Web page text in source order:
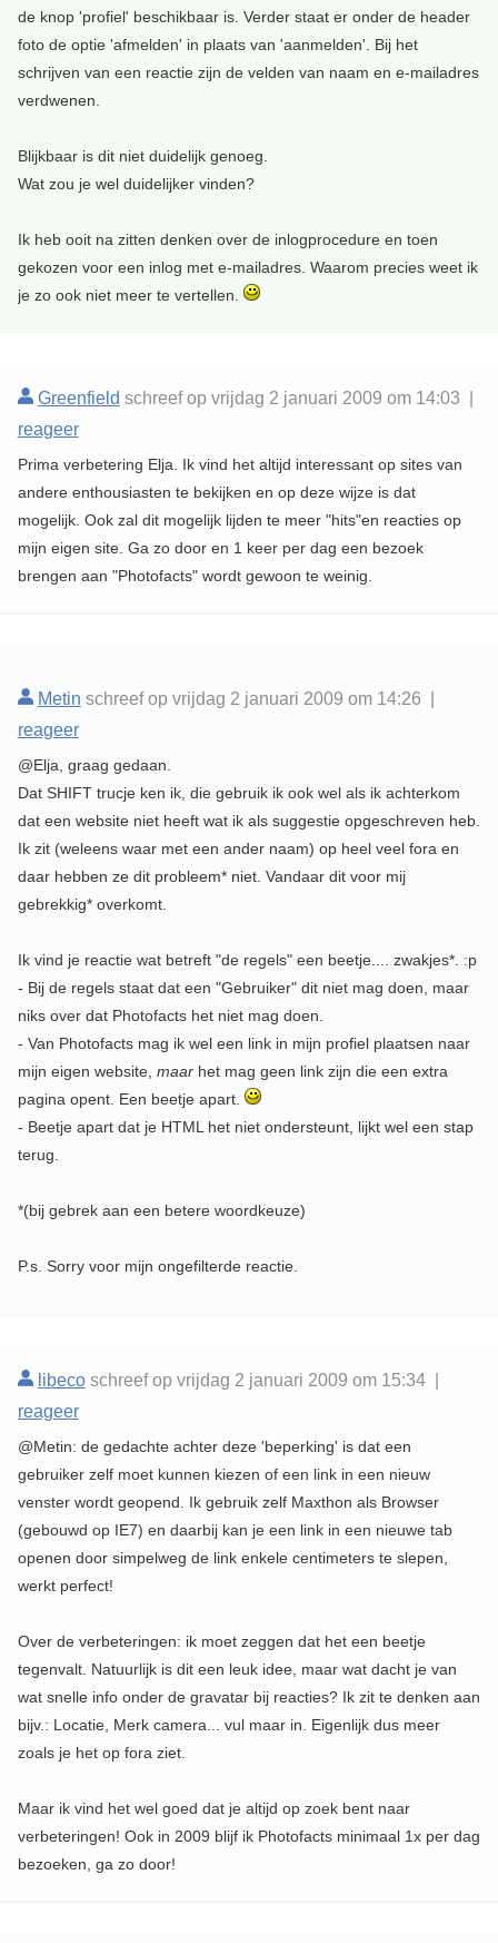
de knop 'profiel' beschikbaar is. Verder staat er onder de header
foto de optie 'afmelden' in plaats van 'aanmelden'. Bij het
schrijven van een reactie zijn de velden van naam en e-mailadres
verdwenen.
Blijkbaar is dit niet duidelijk genoeg.
Wat zou je wel duidelijker vinden?
Ik heb ooit na zitten denken over de inlogprocedure en toen
gekozen voor een inlog met e-mailadres. Waarom precies weet ik
je zo ook niet meer te vertellen.
Greenfield schreef op vrijdag 2 januari 2009 om 14:03 |
reageer
Prima verbetering Elja. Ik vind het altijd interessant op sites van
andere enthousiasten te bekijken en op deze wijze is dat
mogelijk. Ook zal dit mogelijk lijden te meer "hits"en reacties op
mijn eigen site. Ga zo door en 1 keer per dag een bezoek
brengen aan "Photofacts" wordt gewoon te weinig.
Metin schreef op vrijdag 2 januari 2009 om 14:26 |
reageer
@Elja, graag gedaan.
Dat SHIFT trucje ken ik, die gebruik ik ook wel als ik achterkom
dat een website niet heeft wat ik als suggestie opgeschreven heb.
Ik zit (weleens waar met een ander naam) op heel veel fora en
daar hebben ze dit probleem* niet. Vandaar dit voor mij
gebrekkig* overkomt.
Ik vind je reactie wat betreft "de regels" een beetje.... zwakjes*. :p
- Bij de regels staat dat een "Gebruiker" dit niet mag doen, maar
niks over dat Photofacts het niet mag doen.
- Van Photofacts mag ik wel een link in mijn profiel plaatsen naar
mijn eigen website, maarhet mag geen link zijn die een extra
pagina opent. Een beetje apart.
- Beetje apart dat je HTML het niet ondersteunt, lijkt wel een stap
terug.
*(bij gebrek aan een betere woordkeuze)
P.s. Sorry voor mijn ongefilterde reactie.
libecoschreef op vrijdag 2 januari 2009 om 15:34 |
reageer
@Metin: de gedachte achter deze 'beperking' is dat een
gebruiker zelf moet kunnen kiezen of een link in een nieuw
venster wordt geopend. Ik gebruik zelf Maxthon als Browser
(gebouwd op IE7) en daarbij kan je een link in een nieuwe tab
openen door simpelweg de link enkele centimeters te slepen,
werkt perfect!
Over de verbeteringen: ik moet zeggen dat het een beetje
tegenvalt. Natuurlijk is dit een leuk idee, maar wat dacht je van
wat snelle info onder de gravatar bij reacties? Ik zit te denken aan
bijv.: Locatie, Merk camera... vul maar in. Eigenlijk dus meer
zoals je het op fora ziet.
Maar ik vind het wel goed dat je altijd op zoek bent naar
verbeteringen! Ook in 2009 blijf ik Photofacts minimaal 1x per dag
bezoeken, ga zo door!